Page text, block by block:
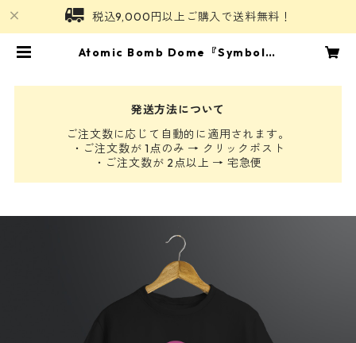
税込9,000円以上ご購入で送料無料！
Atomic Bomb Dome『Symbol』
発送方法について
ご注文数に応じて自動的に適用されます。
・ご注文数が 1点のみ → クリックポスト
・ご注文数が 2点以上 → 宅急便